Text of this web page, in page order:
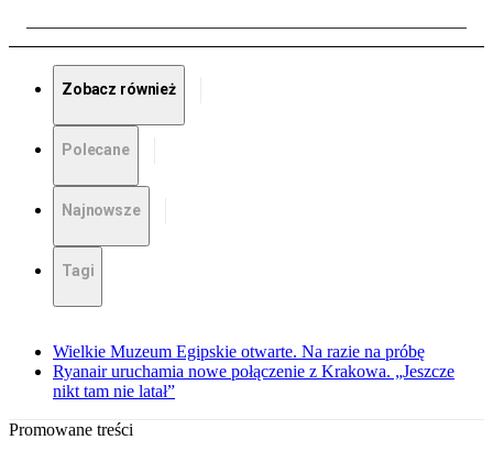
Zobacz również
Polecane
Najnowsze
Tagi
Wielkie Muzeum Egipskie otwarte. Na razie na próbę
Ryanair uruchamia nowe połączenie z Krakowa. „Jeszcze
nikt tam nie latał”
Promowane treści